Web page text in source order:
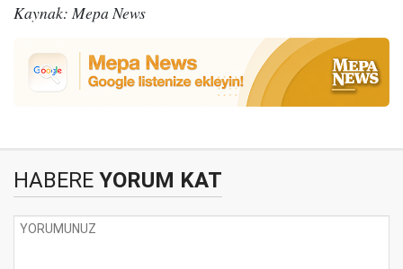
Kaynak: Mepa News
HABERE YORUM KAT